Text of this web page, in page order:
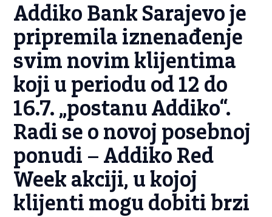
Addiko Bank Sarajevo je
pripremila iznenađenje
svim novim klijentima
koji u periodu od 12 do
16.7. „postanu Addiko“.
Radi se o novoj posebnoj
ponudi – Addiko Red
Week akciji, u kojoj
klijenti mogu dobiti brzi